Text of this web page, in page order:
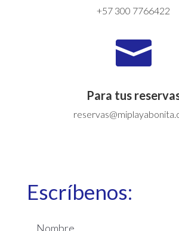
+57 300 7766422

Para tus
Escríbenos: